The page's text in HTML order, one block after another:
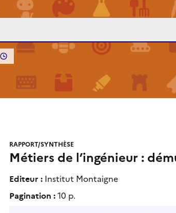
RAPPORT/SYNTHÈSE
Métiers de l’ingénieur :
Editeur : Institut Montaigne
Pagination :10 p.